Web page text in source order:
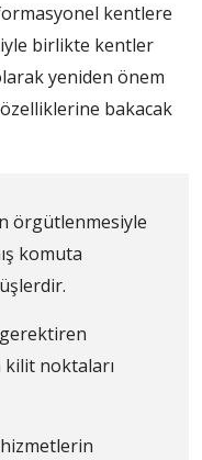
kentlere
birlikte kentler
yeniden önem
bakacak
örgütlenmesiyle
komuta
noktaları